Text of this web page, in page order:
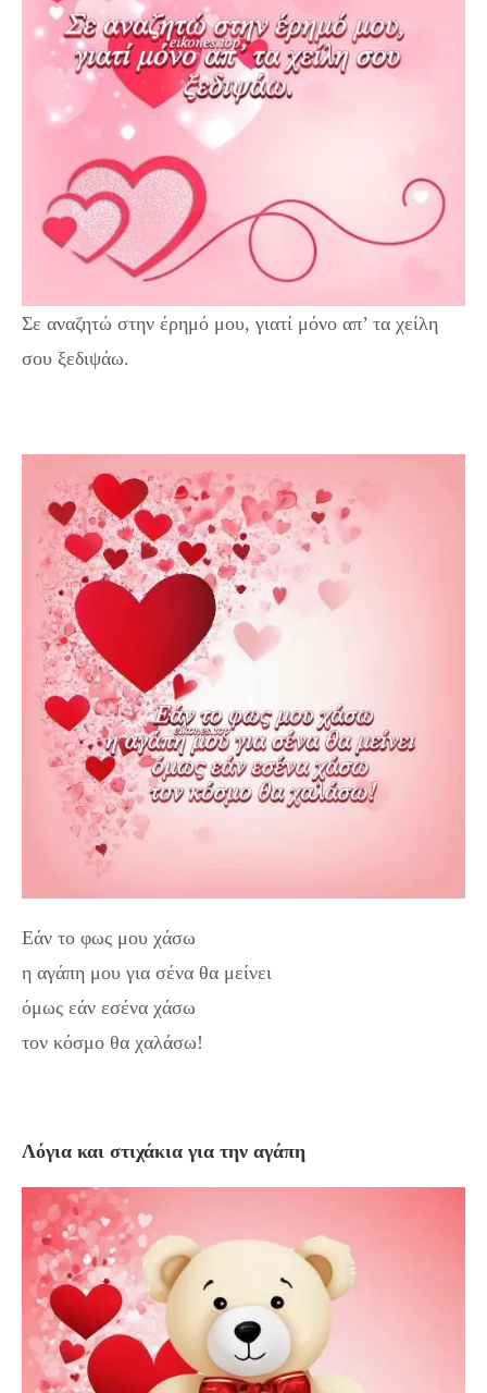
Σε αναζητώ στην έρημό μου, γιατί μόνο απ’ τα χείλη
σου ξεδιψάω.
Εάν το φως μου χάσω
η αγάπη μου για σένα θα μείνει
όμως εάν εσένα χάσω
τον κόσμο θα χαλάσω!
Λόγια και στιχάκια για την αγάπη